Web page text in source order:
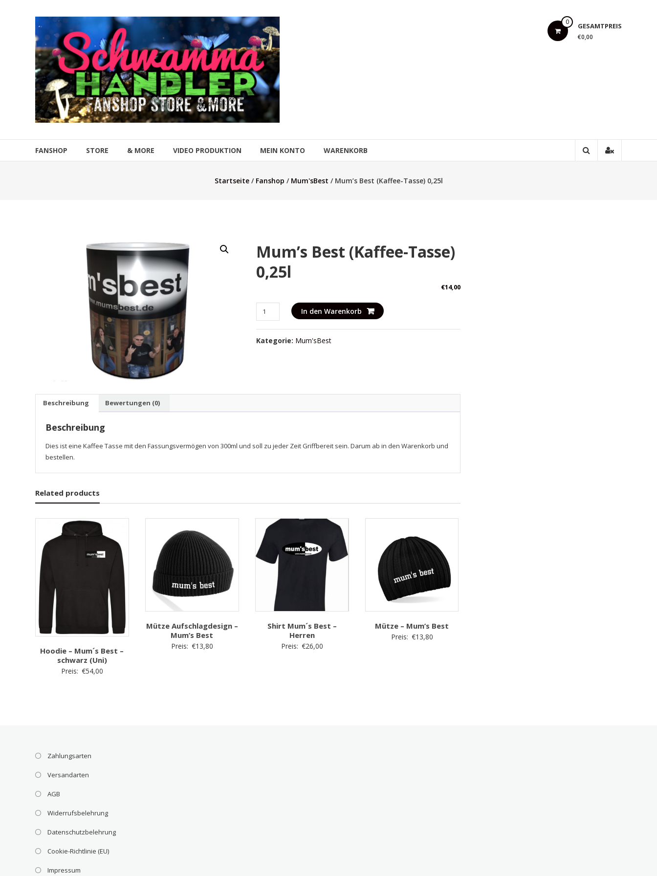
Schwammahandler
Fanshop
Store
&
more
0 GESAMTPREIS
€0,00
FANSHOP STORE & MORE VIDEO PRODUKTION MEIN KONTO WARENKORB
Startseite/ Fanshop / Mum'sBest / Mum’s Best (Kaffee-Tasse) 0,25l
Mum’s Best (Kaffee-Tasse)
0,25l
€14,00
Mum's
Best
(Kaffee-
Tasse)
In den Warenkorb
Kategorie: Mum'sBest
Beschreibung Bewertungen (0)
Beschreibung
Dies ist eine Kaffee Tasse mit den Fassungsvermögen von 300ml und soll zu jeder Zeit Griffbereit sein. Darum ab in den Warenkorb und
bestellen.
Related products
Hoodie – Mum´s Best –
schwarz (Uni)
Preis: €54,00
Mütze Aufschlagdesign –
Mum’s Best
Preis: €13,80
Shirt Mum´s Best –
Herren
Preis: €26,00
Mütze – Mum’s Best
Preis: €13,80
Zahlungsarten
Versandarten
AGB
Widerrufsbelehrung
Datenschutzbelehrung
Cookie-Richtlinie (EU)
Impressum